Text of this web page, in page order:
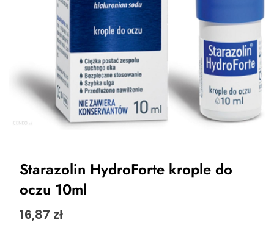
Starazolin HydroForte krople do
oczu 10ml
16,87 zł